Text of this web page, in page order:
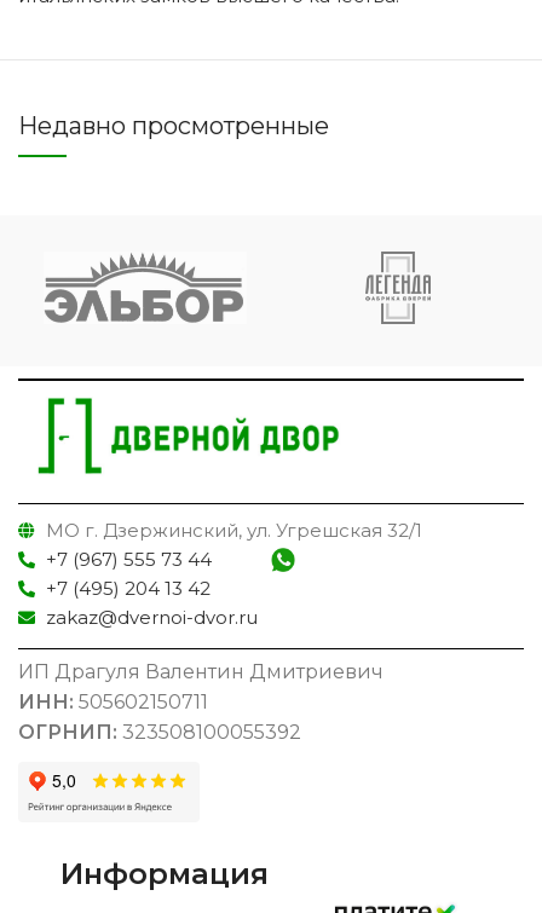
Недавно просмотренные
МО г. Дзержинский, ул. Угрешская 32/1
+7 (967) 555 73 44
+7 (495) 204 13 42
zakaz@dvernoi-dvor.ru
ИП Драгуля Валентин Дмитриевич
ИНН: 505602150711
ОГРНИП: 323508100055392
Информация